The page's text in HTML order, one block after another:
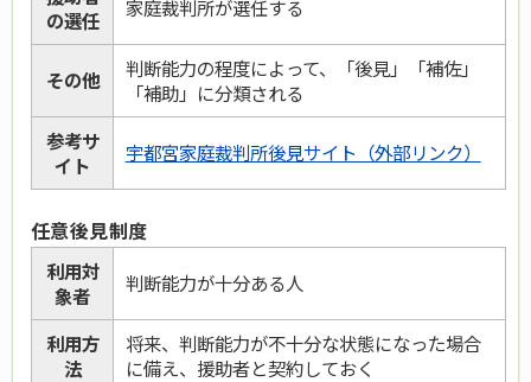
の選任
家庭裁判所が選任する
その他
判断能力の程度によって、「後見」「補佐」
「補助」に分類される
参考サ
イト
宇都宮家庭裁判所後見サイト（外部リンク）
任意後見制度
利用対
象者
判断能力が十分ある人
利用方
法
将来、判断能力が不十分な状態になった場合
に備え、援助者と契約しておく